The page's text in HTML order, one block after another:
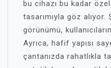
bu cihazı bu kadar
tasarımıyla göz alıyor.
görünümü,
Ayrıca, hafif yapısı
çantanızda rahatlıkla